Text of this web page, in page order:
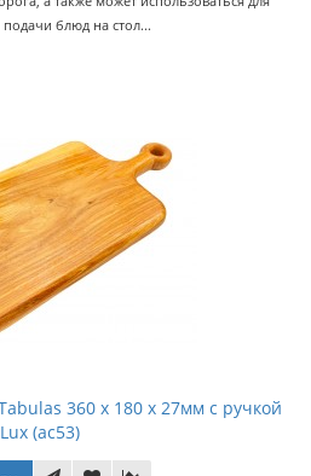
блюд на стол...
360 x 180 x 27мм с ручкой
Lux (ас53)